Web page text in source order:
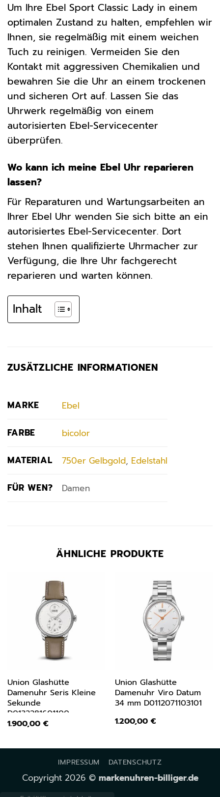
Um Ihre Ebel Sport Classic Lady in einem
optimalen Zustand zu halten, empfehlen wir
Ihnen, sie regelmäßig mit einem weichen
Tuch zu reinigen. Vermeiden Sie den
Kontakt mit aggressiven Chemikalien und
bewahren Sie die Uhr an einem trockenen
und sicheren Ort auf. Lassen Sie das
Uhrwerk regelmäßig von einem
autorisierten Ebel-Servicecenter
überprüfen.
Wo kann ich meine Ebel Uhr reparieren
lassen?
Für Reparaturen und Wartungsarbeiten an
Ihrer Ebel Uhr wenden Sie sich bitte an ein
autorisiertes Ebel-Servicecenter. Dort
stehen Ihnen qualifizierte Uhrmacher zur
Verfügung, die Ihre Uhr fachgerecht
reparieren und warten können.
Inhalt
ZUSÄTZLICHE INFORMATIONEN
MARKE Ebel
FARBE bicolor
MATERIAL 750er Gelbgold, Edelstahl
FÜR WEN? Damen
ÄHNLICHE PRODUKTE
Union Glashütte
Damenuhr Seris Kleine
Sekunde
D0132281601100
1.900,00 €
Union Glashütte
Damenuhr Viro Datum
34 mm D0112071103101
1.200,00 €
IMPRESSUM DATENSCHUTZ
Copyright 2026 © markenuhren-billiger.de